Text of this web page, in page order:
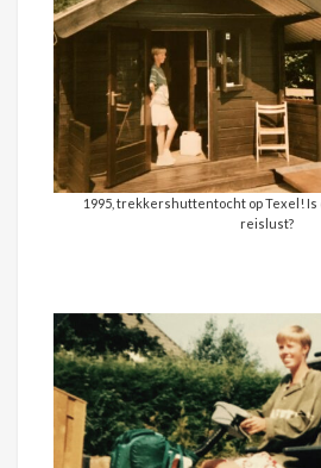
1995, trekkershuttentocht op Texel! Is
reislust?